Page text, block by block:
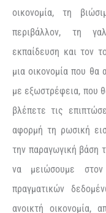
οικονομία, τη
περιβάλλον, τη
εκπαίδευση και τον
μια οικονομία που
με εξωστρέφεια, που
βλέπετε τις
αφορμή τη ρωσική
την παραγωγική βάση
να μειώσουμε
πραγματικών
ανοικτή οικονομία,